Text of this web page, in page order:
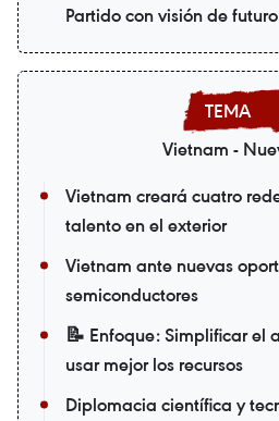
Partido con visión de futuro
Vietnam -
Vietnam creará cuatro
talento en el exterior
Vietnam ante nuevas
semiconductores
📝 Enfoque: Simplificar el
usar mejor los recursos
Diplomacia científica y